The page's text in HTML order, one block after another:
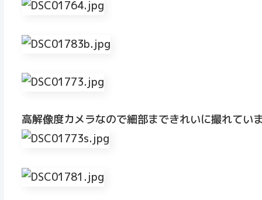
高解像度カメラなので細部まできれいに撮れてい